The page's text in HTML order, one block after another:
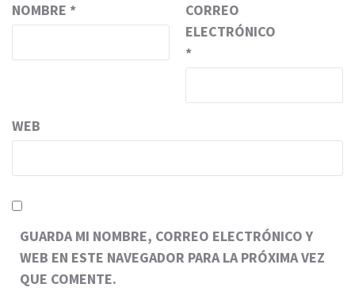
NOMBRE *
CORREO
ELECTRÓNICO
*
WEB
GUARDA MI NOMBRE, CORREO ELECTRÓNICO Y
WEB EN ESTE NAVEGADOR PARA LA PRÓXIMA VEZ
QUE COMENTE.